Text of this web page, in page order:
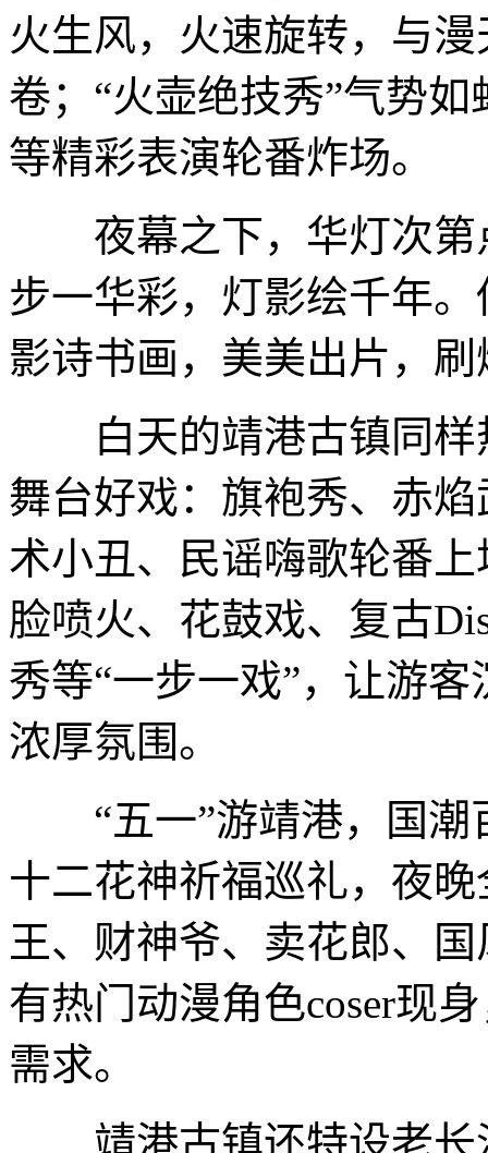
火生风，火速旋转，与
卷；“火壶绝技秀”气势
等精彩表演轮番炸场。
夜幕之下，华灯次第
步一华彩，灯影绘千年
影诗书画，美美出片，
白天的靖港古镇同样
舞台好戏：旗袍秀、赤
术小丑、民谣嗨歌轮番
脸喷火、花鼓戏、复古
秀等“一步一戏”，让游
浓厚氛围。
“五一”游靖港，国潮
十二花神祈福巡礼，夜
王、财神爷、卖花郎、
有热门动漫角色coser现
需求。
靖港古镇还特设老长